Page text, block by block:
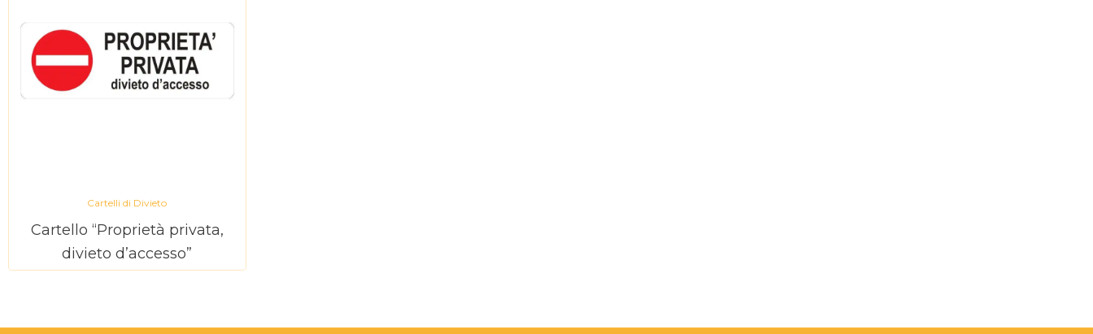
Cartelli di Divieto
Cartello “Proprietà privata,
divieto d’accesso”